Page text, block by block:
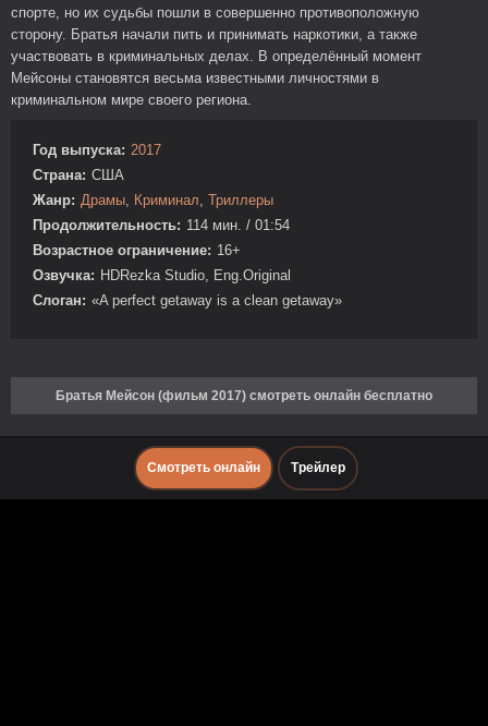
спорте, но их судьбы пошли в совершенно противоположную
сторону. Братья начали пить и принимать наркотики, а также
участвовать в криминальных делах. В определённый момент
Мейсоны становятся весьма известными личностями в
криминальном мире своего региона.
Год выпуска: 2017
Страна: США
Жанр: Драмы, Криминал, Триллеры
Продолжительность: 114 мин. / 01:54
Возрастное ограничение: 16+
Озвучка: HDRezka Studio, Eng.Original
Слоган: «A perfect getaway is a clean getaway»
Братья Мейсон (фильм 2017) смотреть онлайн бесплатно
Смотреть онлайн Трейлер